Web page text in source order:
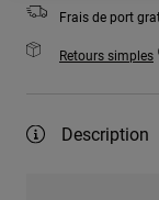
Frais de port
Retours simples
Description